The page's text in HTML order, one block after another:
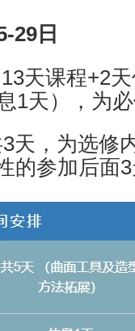
29日
天课程+2
1天），为
天，为选修
的参加后面